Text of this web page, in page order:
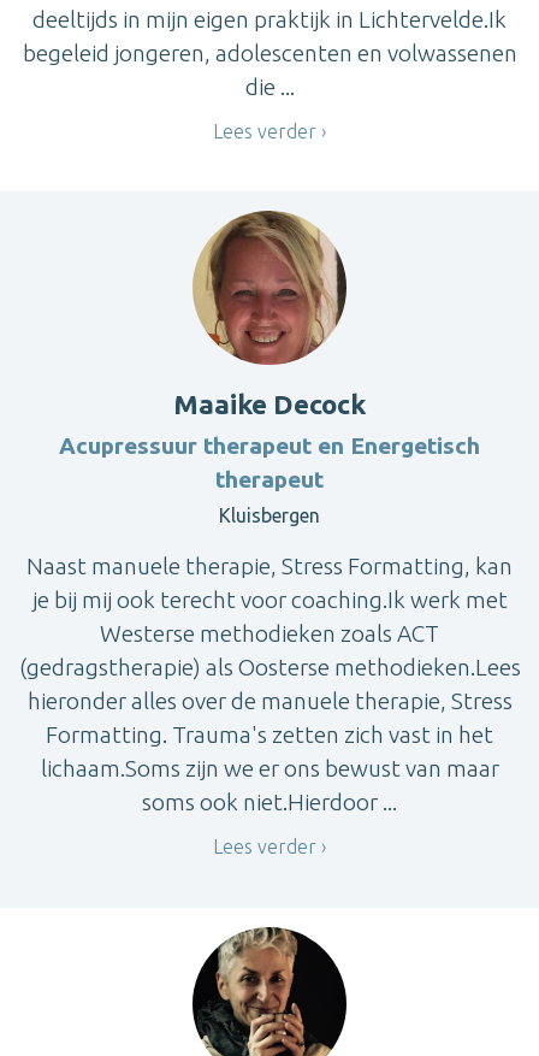
deeltijds in mijn eigen praktijk in Lichtervelde.Ik
begeleid jongeren, adolescenten en volwassenen
die ...
Lees verder
Maaike Decock
Acupressuur therapeut en Energetisch
therapeut
Kluisbergen
Naast manuele therapie, Stress Formatting, kan
je bij mij ook terecht voor coaching.Ik werk met
Westerse methodieken zoals ACT
(gedragstherapie) als Oosterse methodieken.Lees
hieronder alles over de manuele therapie, Stress
Formatting. Trauma's zetten zich vast in het
lichaam.Soms zijn we er ons bewust van maar
soms ook niet.Hierdoor ...
Lees verder